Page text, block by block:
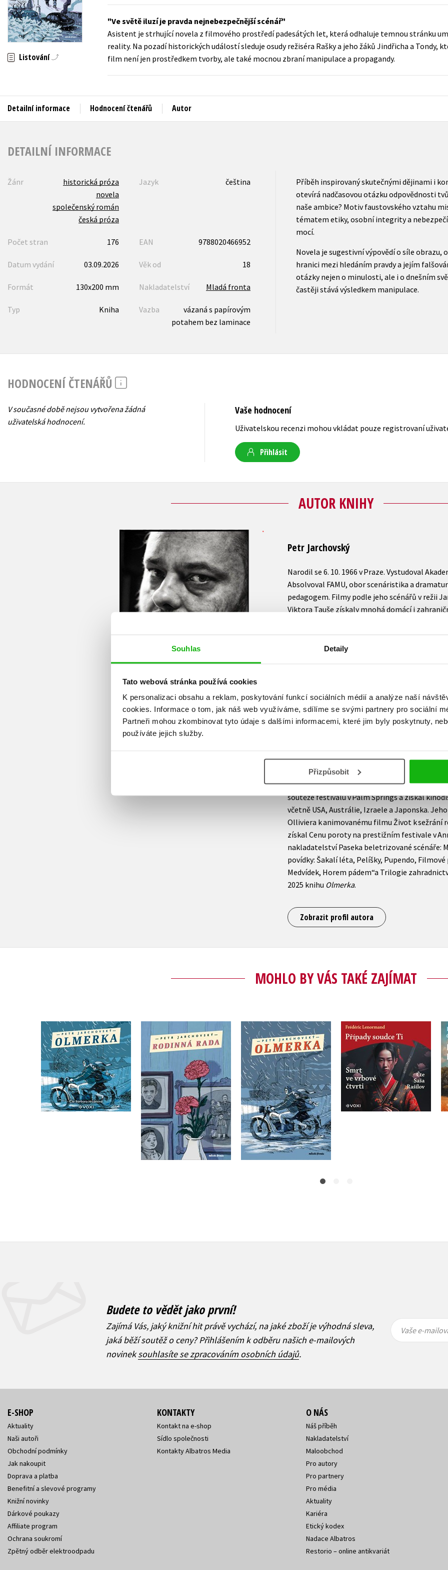
Souhlas Detaily
Tato webová stránka používá cookies
K personalizaci obsahu a reklam, poskytování funkcí sociálních médií a analýze naší
cookies. Informace o tom, jak náš web využíváme, sdílíme se svými partnery pro sociální
Partneři mohou zkombinovat tyto údaje s dalšími informacemi, které jim byly poskytnuty,
používáte jejich služby.
Přizpůsobit
Auto - moto
Beletrie pro děti
Beletrie pro dospělé
Byznys a ekonomie
Jazyky
Kalendáře
Kariéra a osobní rozvoj
Komiks
Populárně - naučná pro dospělé
Populárně - naučné pro děti
Předškoláci
Příroda a zahrada
Zahraniční literatura
Zdraví a životní styl
Listování
Ve světě iluzí je pravda nejnebezpečnější scénář
Asistent je strhující novela z filmového prostředí padesátých let, která odhaluje temnou stránku
reality. Na pozadí historických událostí sleduje osudy režiséra Rašky a jeho žáků Jindřicha a Tondy,
film není jen prostředkem tvorby, ale také mocnou zbraní manipulace a propagandy.
Detailní informace Hodnocení čtenářů Autor
DETAILNÍ INFORMACE
Žánr
historická próza
novela
společenský román
česká próza
Jazyk čeština
Počet stran 176 EAN 9788020466952
Datum vydání 03.09.2026 Věk od 18
Formát 130x200 mm Nakladatelství Mladá fronta
Typ Kniha Vazba
vázaná s papírovým
potahem bez laminace
Příběh inspirovaný skutečnými dějinami i
otevírá nadčasovou otázku odpovědnosti
naše ambice? Motiv faustovského vztahu
tématem etiky, osobní integrity a
mocí.
Novela je sugestivní výpovědí o síle obrazu,
hranici mezi hledáním pravdy a jejím
otázky nejen o minulosti, ale i o dnešním
častěji stává výsledkem manipulace.
HODNOCENÍ ČTENÁŘŮ
V současné době nejsou vytvořena žádná
uživatelská hodnocení.
Vaše hodnocení
Uživatelskou recenzi mohou vkládat pouze registrovaní
Přihlásit
AUTOR KNIHY
Petr Jarchovský
Narodil se 6. 10. 1966 v Praze. Vystudoval
Absolvoval FAMU, obor scenáristika a
pedagogem. Filmy podle jeho scénářů v režii
Viktora Tauše získaly mnohá domácí i
Šakalí léta a k divácky oblíbeným hořkým
Legátové v režii Ondřeje Trojana Želary. Film
vůbec první český snímek uveden na festivalu
roku 2004 byl s úspěchem uváděn na mnoha
získal cenu poroty MFF Karlovy Vary,
Berlinale. Film Líbánky získal cenu za režii na
Učitelka tamtéž získal cenu za hlavní ženský
soutěže festivalu v Palm Springs a získal
včetně USA, Austrálie, Izraele a Japonska.
Olliviera k animovanému filmu Život k sežrání
získal Cenu poroty na prestižním festivale v
nakladatelství Paseka beletrizované scénáře:
povídky: Šakalí léta, Pelíšky, Pupendo, Filmové
Medvídek, Horem pádem“a Trilogie
2025 knihu Olmerka.
Zobrazit profil autora
MOHLO BY VÁS TAKÉ ZAJÍMAT
Olmerka (audiokniha
na CD)
Petr Jarchovský
Rodinná rada
Petr Jarchovský
Do košíku
369 Kč
295 Kč
Olmerka
Petr Jarchovský
Do košíku
349 Kč
279 Kč
Případy soudce Ti:
Smrt ve vrbové čtvrti
(audiokniha na CD)
Frédéric Lenormand
Budete to vědět jako první!
Zajímá Vás, jaký knižní hit právě vychází, na jaké zboží je výhodná sleva,
jaká běží soutěž o ceny? Přihlášením k odběru našich e-mailových
novineksouhlasíte se zpracováním osobních údajů.
mailová
mailová
Vaše e-
E-SHOP
Aktuality
Naši autoři
Obchodní podmínky
Jak nakoupit
Doprava a platba
Benefitní a slevové programy
Knižní novinky
Dárkové poukazy
Affiliate program
Ochrana soukromí
Zpětný odběr elektroodpadu
KONTAKTY
Kontakt na e-shop
Sídlo společnosti
Kontakty Albatros Media
O NÁS
Náš příběh
Nakladatelství
Maloobchod
Pro autory
Pro partnery
Pro média
Aktuality
Kariéra
Etický kodex
Nadace Albatros
Restorio – online antikvariát